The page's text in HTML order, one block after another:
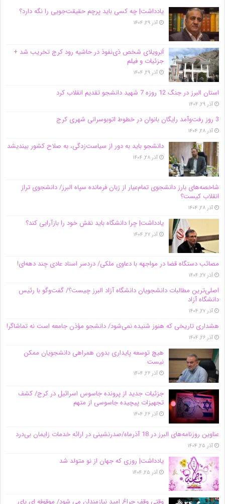
یادداشت| ‌چه کسی باید پرچم حقیقت‌جویی را نگه دارد؟
آذر ۲۹, ۱۴۰۴
اَبَر‌ویلای شخص ذی‌نفوذ در حاشیه‌ رود کرج تخریب شد +
جزئیات و فیلم
آذر ۲۹, ۱۴۰۴
استان البرز در جنگ 12 روزه 7 شهید دانشجو تقدیم انقلاب کرد
آذر ۲۹, ۱۴۰۴
3 روز رفت‌وآمد رایگان بانوان در خطوط اتوبوسرانی شهری کرج
آذر ۲۸, ۱۴۰۴
دانشجو باید به دور از سیاست‌زدگی، به صلاح کشور بیندیشد
آذر ۲۸, ۱۴۰۴
شاخصه‌های بارز دانشجوی تمام‌عیار از زبان فرمانده سپاه البرز/ دانشجوی تراز
انقلاب کیست؟
آذر ۲۸, ۱۴۰۴
یادداشت| چرا دانشگاه باید نقش خود را بازآرایی کند؟
آذر ۲۷, ۱۴۰۴
مصائب دستگاه قضا در مواجهه با دعاوی ملکی/ دردسر اسناد عادی چند‌ دهه‌ای!
آذر ۲۷, ۱۴۰۴
اصلی‌ترین مطالبات دانشجویان دانشگاه آزاد البرز چیست؟/ گفت‌وگو با رئیس
دانشگاه آز‌اد
آذر ۲۷, ۱۴۰۴
هشداری تاریخی که هنوز شنیده نمی‌شود/ دانشجو مؤذن جامعه است نه تماشاگر!
آذر ۲۶, ۱۴۰۴
هیچ توسعه پایداری بدون همراهی دانشجویان ممکن
نیست
آذر ۲۶, ۱۴۰۴
جزئیات جدید از پرونده جاسوس اسرائیل در کرج/‌ کشف
تجهیزات پیچیده جاسوسی از متهم
آذر ۲۶, ۱۴۰۴
عناوین روزنامه‌های البرز در ‌18 آذرماه/صدرنشینی در ارائه خدمات زایمان بی‌درد
آذر ۲۵, ۱۴۰۴
یادداشت| روزی که جهان از نو متولد شد
آذر ۲۵, ۱۴۰۴
وقتی وقف چراغ امید نیازمندان می شود/ موقوفه ای پای